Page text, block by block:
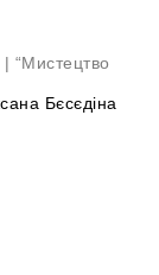
“Мистецтво
Бєсєдіна